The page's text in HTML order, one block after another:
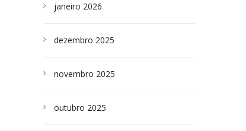
janeiro 2026
dezembro 2025
novembro 2025
outubro 2025